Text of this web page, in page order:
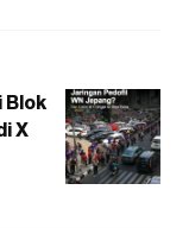
Blok
X